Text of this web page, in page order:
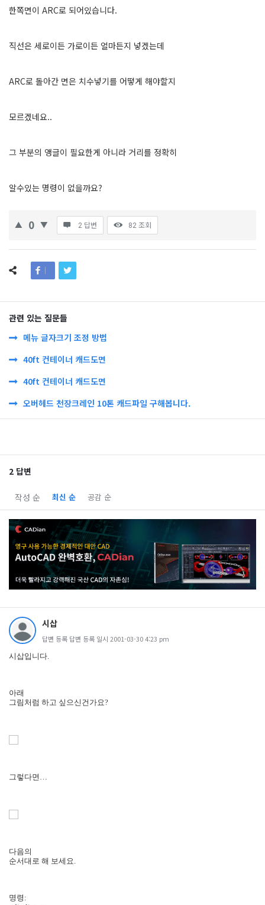
한쪽면이 ARC로 되어있습니다.
직선은 세로이든 가로이든 얼마든지 넣겠는데
ARC로 돌아간 면은 치수넣기를 어떻게 해야할지
모르겠네요..
그 부분의 앵글이 필요한게 아니라 거리를 정확히
알수있는 명령이 없을까요?
0 2 답변 82 조회
관련 있는 질문들
메뉴 글자크기 조정 방법
40ft 컨테이너 캐드도면
40ft 컨테이너 캐드도면
오버헤드 천장크레인 10톤 캐드파일 구해봅니다.
2 답변
작성 순 최신 순 공감 순
시삽
답변 등록 답변 등록 일시 2001-03-30 4:23 pm
시삽입니다.
아래
그림처럼 하고 싶으신건가요?
그렇다면…
다음의
순서대로 해 보세요.
명령: